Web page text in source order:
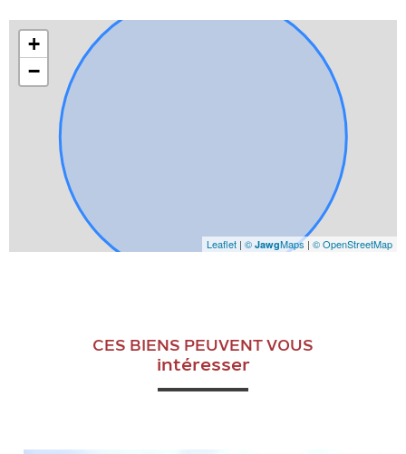
+
−
Leaflet | © JawgMaps| © OpenStreetMap
CES BIENS PEUVENT VOUS
intéresser